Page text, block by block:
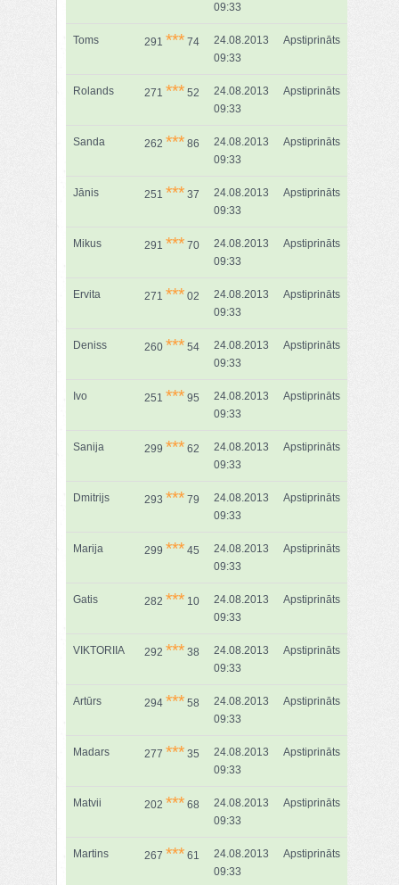
09:33
Toms 291 *** 74
24.08.2013
09:33
Apstiprināts
Rolands 271 *** 52
24.08.2013
09:33
Apstiprināts
Sanda 262 *** 86
24.08.2013
09:33
Apstiprināts
Jānis 251 *** 37
24.08.2013
09:33
Apstiprināts
Mikus 291 *** 70
24.08.2013
09:33
Apstiprināts
Ervita 271 *** 02
24.08.2013
09:33
Apstiprināts
Deniss 260 *** 54
24.08.2013
09:33
Apstiprināts
Ivo 251 *** 95
24.08.2013
09:33
Apstiprināts
Sanija 299 *** 62
24.08.2013
09:33
Apstiprināts
Dmitrijs 293 *** 79
24.08.2013
09:33
Apstiprināts
Marija 299 *** 45
24.08.2013
09:33
Apstiprināts
Gatis 282 *** 10
24.08.2013
09:33
Apstiprināts
VIKTORIIA 292 *** 38
24.08.2013
09:33
Apstiprināts
Artūrs 294 *** 58
24.08.2013
09:33
Apstiprināts
Madars 277 *** 35
24.08.2013
09:33
Apstiprināts
Matvii 202 *** 68
24.08.2013
09:33
Apstiprināts
Martins 267 *** 61
24.08.2013
09:33
Apstiprināts